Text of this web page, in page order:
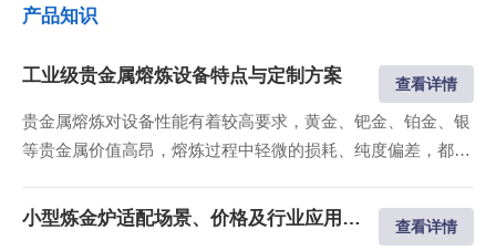
产品知识
工业级贵金属熔炼设备特点与定制方案 查看详情
贵金属熔炼对设备性能有着较高要求，黄金、钯金、铂金、银
等贵金属价值高昂，熔炼过程中轻微的损耗、纯度偏差，都会
纯度、控制损耗、提升产能的核心关键。洛阳万乐电力设备有
限公司专注工业级贵金属中频熔炼设备研发制造，产品覆盖国
小型炼金炉适配场景、价格及行业应用详解 查看详情